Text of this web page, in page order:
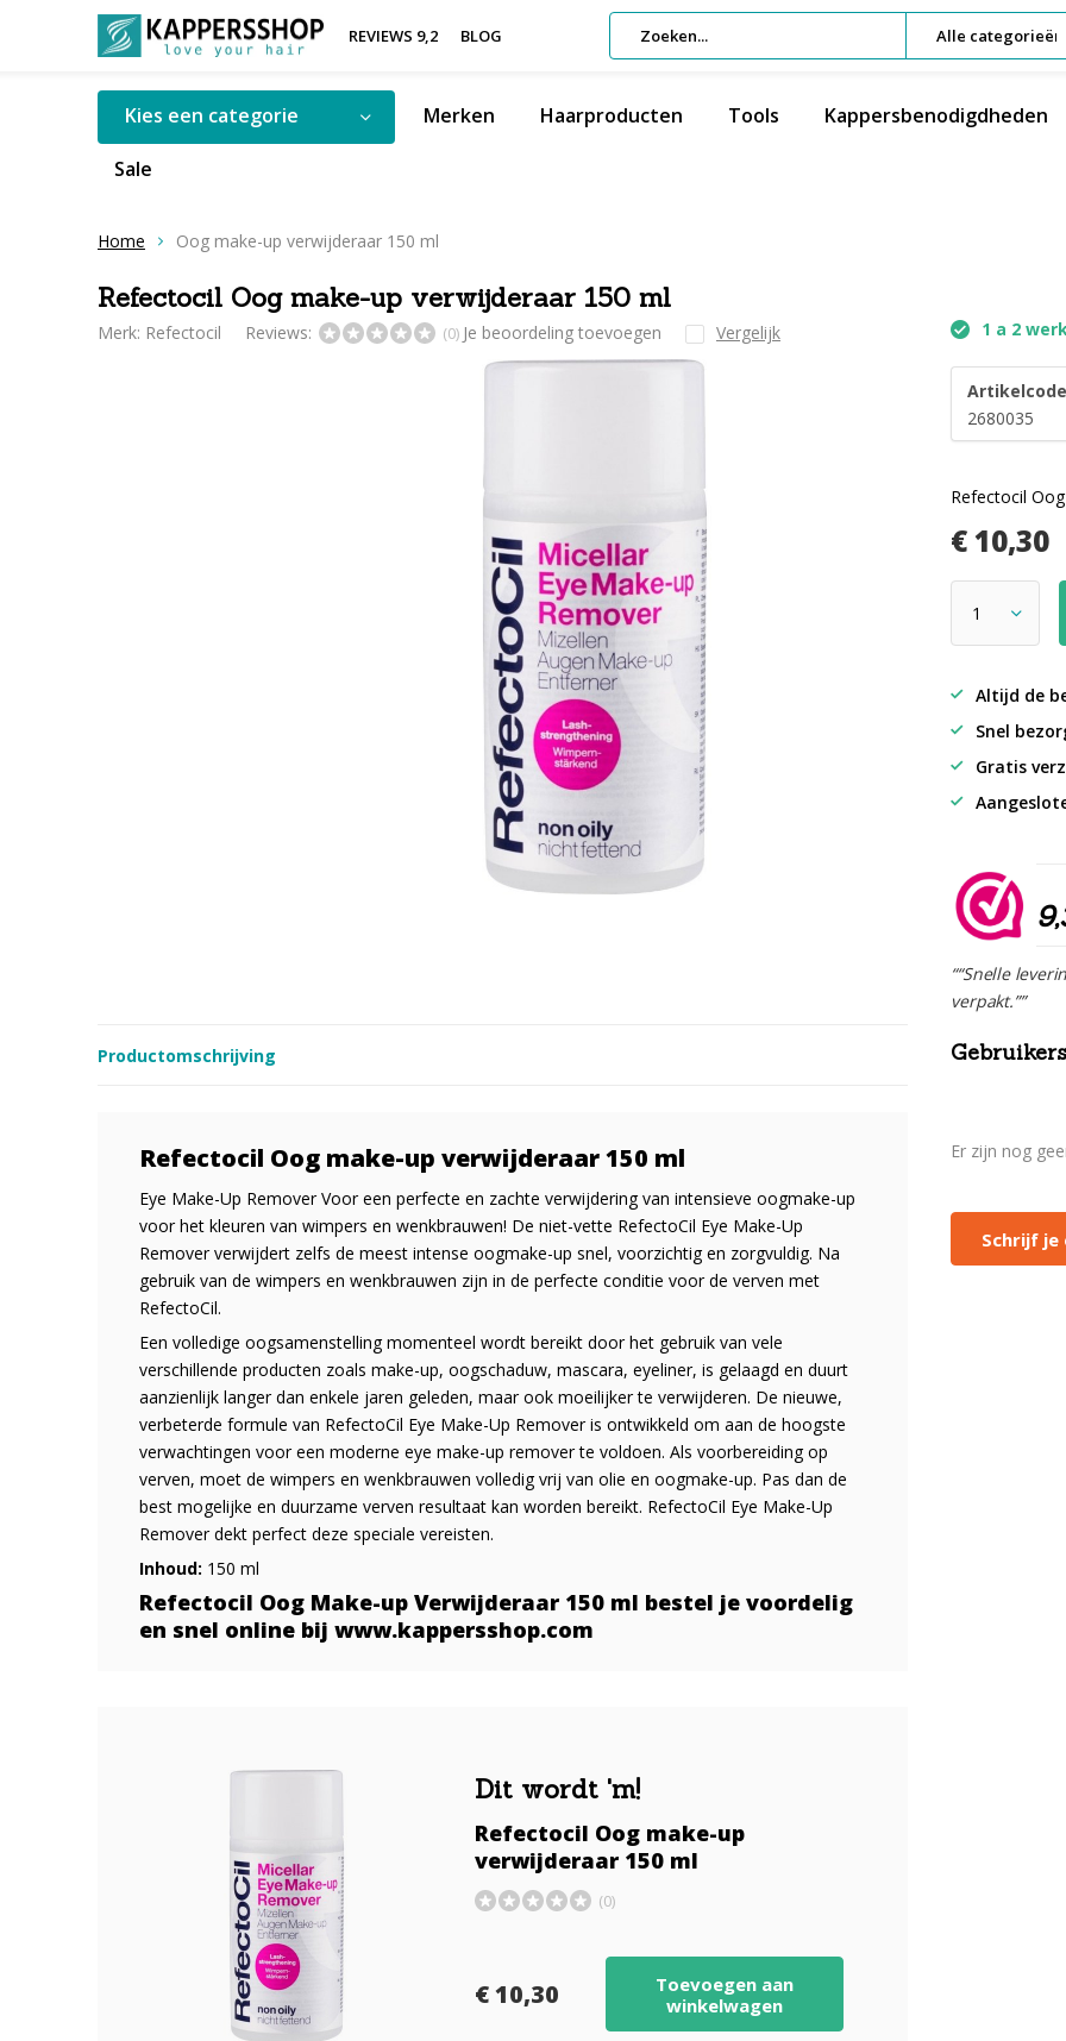
REVIEWS 9,2 BLOG Alle categorieën
Kies een categorie Merken Haarproducten Tools Kappersbenodigdheden
Sale
Home Oog make-up verwijderaar 150 ml
Refectocil Oog make-up verwijderaar 150 ml
Merk: Refectocil Reviews: (0) Je beoordeling toevoegen Vergelijk 1 a 2
2680035
Refectocil
€ 10,30
Altijd de
Snel
Gratis
““Snelle
verpakt.””
Productomschrijving
Refectocil Oog make-up verwijderaar 150 ml
Eye Make-Up Remover Voor een perfecte en zachte verwijdering van intensieve oogmake-up
voor het kleuren van wimpers en wenkbrauwen! De niet-vette RefectoCil Eye Make-Up
Remover verwijdert zelfs de meest intense oogmake-up snel, voorzichtig en zorgvuldig. Na
gebruik van de wimpers en wenkbrauwen zijn in de perfecte conditie voor de verven met
RefectoCil.
Een volledige oogsamenstelling momenteel wordt bereikt door het gebruik van vele
verschillende producten zoals make-up, oogschaduw, mascara, eyeliner, is gelaagd en duurt
aanzienlijk langer dan enkele jaren geleden, maar ook moeilijker te verwijderen. De nieuwe,
verbeterde formule van RefectoCil Eye Make-Up Remover is ontwikkeld om aan de hoogste
verwachtingen voor een moderne eye make-up remover te voldoen. Als voorbereiding op
verven, moet de wimpers en wenkbrauwen volledig vrij van olie en oogmake-up. Pas dan de
best mogelijke en duurzame verven resultaat kan worden bereikt. RefectoCil Eye Make-Up
Remover dekt perfect deze speciale vereisten.
Inhoud: 150 ml
Refectocil Oog Make-up Verwijderaar 150 ml bestel je voordelig
en snel online bij www.kappersshop.com
Dit wordt 'm!
Refectocil Oog make-up
verwijderaar 150 ml
(0)
€ 10,30
Toevoegen aan
winkelwagen
Er zijn nog
Schrijf